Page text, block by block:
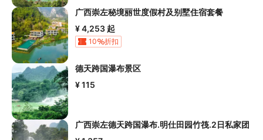
广西崇左秘境丽世度假村及别墅住宿套餐
¥ 4,253 起
10 折扣
德天跨国瀑布景区
¥ 115
广西崇左德天跨国瀑布.明仕田园竹筏.2日私家团